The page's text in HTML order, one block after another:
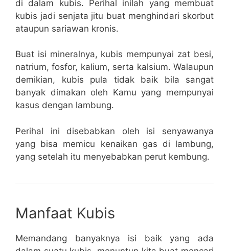
di dalam kubis. Perihal inilah yang membuat
kubis jadi senjata jitu buat menghindari skorbut
ataupun sariawan kronis.
Buat isi mineralnya, kubis mempunyai zat besi,
natrium, fosfor, kalium, serta kalsium. Walaupun
demikian, kubis pula tidak baik bila sangat
banyak dimakan oleh Kamu yang mempunyai
kasus dengan lambung.
Perihal ini disebabkan oleh isi senyawanya
yang bisa memicu kenaikan gas di lambung,
yang setelah itu menyebabkan perut kembung.
Manfaat Kubis
Memandang banyaknya isi baik yang ada